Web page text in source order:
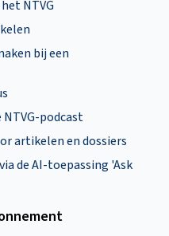
NTVG
bij een
podcast
artikelen en dossiers
de AI-toepassing 'Ask